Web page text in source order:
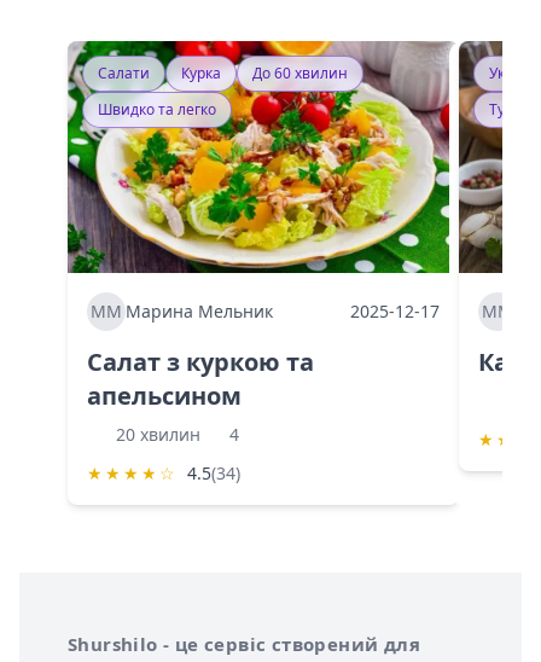
Салати Курка
До 60 хвилин
Швидко та легко
ММ Марина Мельник 2025-12-17
Салат з куркою та
апельсином
20 хвилин
4
★ ★ ★ ★ ☆ 4.5(34)
ММ
★ ★
Про сервіс Shurshilo
Shurshilo - це сервіс створений для